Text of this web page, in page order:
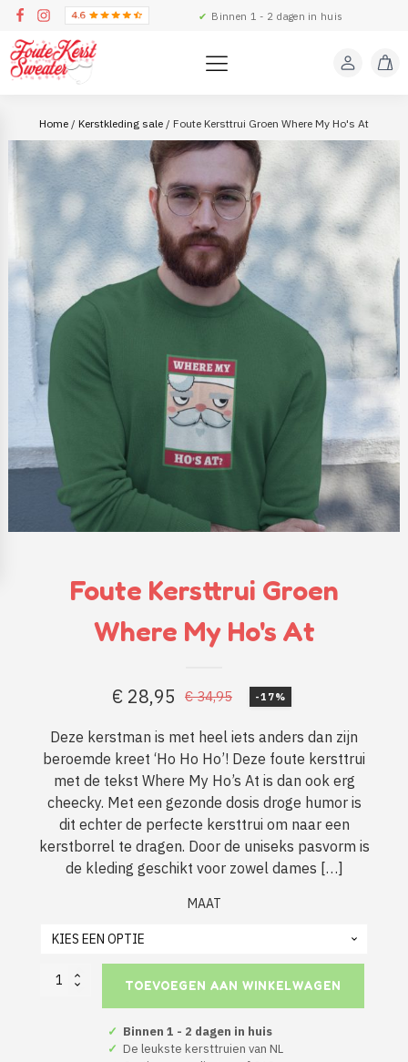
✔ Binnen 1 - 2 dagen in huis
Home / Kerstkleding sale / Foute Kersttrui Groen Where My Ho's At
Foute Kersttrui Groen
Where My Ho's At
€34,95
Oorspronkelijke
prijs
was:
€ 34,95.
€ 28,95
Huidige
prijs
is:
€ 28,95.
-17%
Deze kerstman is met heel iets anders dan zijn
beroemde kreet ‘Ho Ho Ho’! Deze foute kersttrui
met de tekst Where My Ho’s At is dan ook erg
cheecky. Met een gezonde dosis droge humor is
dit echter de perfecte kersttrui om naar een
kerstborrel te dragen. Door de uniseks pasvorm is
de kleding geschikt voor zowel dames […]
MAAT
Foute
TOEVOEGEN AAN WINKELWAGEN
✓ Binnen 1 - 2 dagen in huis
✓ De leukste kersttruien van NL